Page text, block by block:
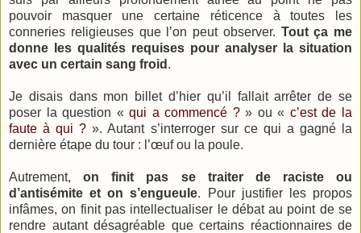
pouvoir masquer une certaine réticence à toutes les
conneries religieuses que l’on peut observer. Tout ça me
donne les qualités requises pour analyser la situation
avec un certain sang froid .
Je disais dans mon billet d’hier qu’il fallait arrêter de se
poser la question «qui a commencé ?» ou « c’est de la
faute à qui ? ». Autant s’interroger sur ce qui a gagné la
dernière étape du tour : l’œuf ou la poule.
Autrement,on finit pas se traiter de raciste ou
d’antisémite et on s’engueule. Pour justifier les propos
infâmes, on finit pas intellectualiser le débat au point de se
rendre autant désagréable que certains réactionnaires de